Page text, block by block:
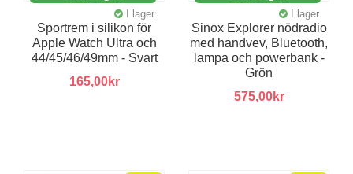
I lager.
Sportrem i silikon för
Apple Watch Ultra och
44/45/46/49mm - Svart
165,00kr
I lager.
Sinox Explorer nödradio
med handvev, Bluetooth,
lampa och powerbank -
Grön
575,00kr